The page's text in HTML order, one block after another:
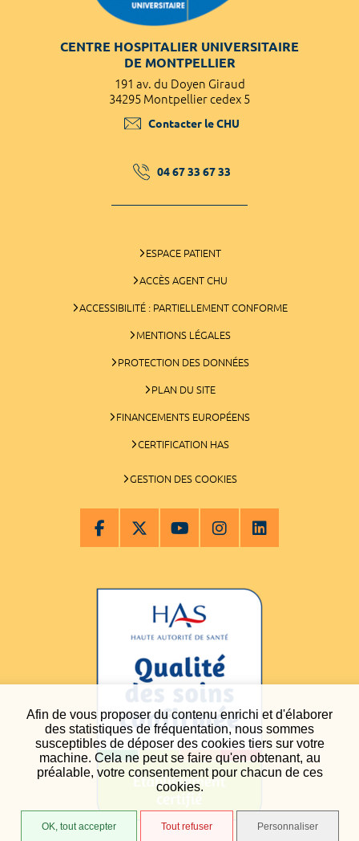
Afin de vous proposer du contenu enrichi et d'élaborer
des statistiques de fréquentation, nous sommes
susceptibles de déposer des cookies tiers sur votre
machine. Cela ne peut se faire qu'en obtenant, au
préalable, votre consentement pour chacun de ces
cookies.
OK, tout accepter Tout refuser Personnaliser
CENTRE HOSPITALIER UNIVERSITAIRE
DE MONTPELLIER
191 av. du Doyen Giraud
34295 Montpellier cedex 5
Contacter le CHU
04 67 33 67 33
ESPACE PATIENT
ACCÈS AGENT CHU
ACCESSIBILITÉ : PARTIELLEMENT CONFORME
MENTIONS LÉGALES
PROTECTION DES DONNÉES
PLAN DU SITE
FINANCEMENTS EUROPÉENS
CERTIFICATION HAS
GESTION DES COOKIES